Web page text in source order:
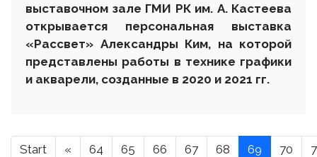
выставочном зале ГМИ РК им. А. Кастеева
открывается персональная выставка
«Рассвет» Александры Ким, на которой
представлены работы в технике графики
и акварели, созданные в 2020 и 2021 гг.
Start « 64 65 66 67 68 69 70